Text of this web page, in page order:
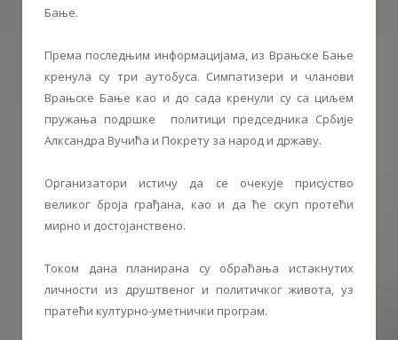
Бање.
Према последњим информацијама, из Врањске Бање
кренула су три аутобуса. Симпатизери и чланови
Врањске Бање као и до сада кренули су са циљем
пружања подршке политици председника Србије
Алксандра Вучића и Покрету за народ и државу.
Организатори истичу да се очекује присуство
великог броја грађана, као и да ће скуп протећи
мирно и достојанствено.
Током дана планирана су обраћања истакнутих
личности из друштвеног и политичког живота, уз
пратећи културно-уметнички програм.